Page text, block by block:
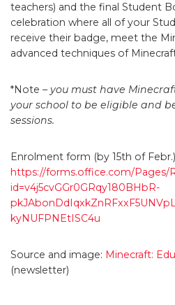
teachers) and the final Student
celebration where all of your
receive their badge, meet the
advanced techniques of
*Note – you must have
your school to be eligible and
sessions.
Enrolment form (by 15th of
https://forms.office.com/Pages/
id=v4j5cvGGr0GRqy180BHbR-
kyNUFPNEtISC4u
Source and image: Minecraft:
(newsletter)